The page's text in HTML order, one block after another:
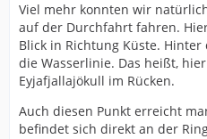
Viel mehr konnten wir
auf der Durchfahrt fahren.
Blick in Richtung Küste.
die Wasserlinie. Das heißt,
Eyjafjallajökull im Rücken.
Auch diesen Punkt erreicht
befindet sich direkt an der